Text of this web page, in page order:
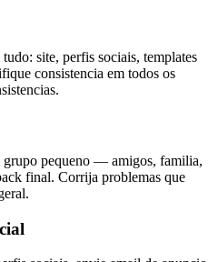
site, perfis sociais, templates
consistencia em todos os
grupo pequeno — amigos, familia,
final. Corrija problemas que